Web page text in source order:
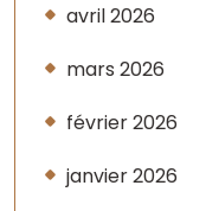
avril 2026
mars 2026
février 2026
janvier 2026